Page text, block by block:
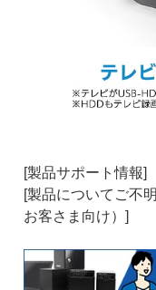
[製品サポート情報]
[製品についてご不
お客さま向け）]